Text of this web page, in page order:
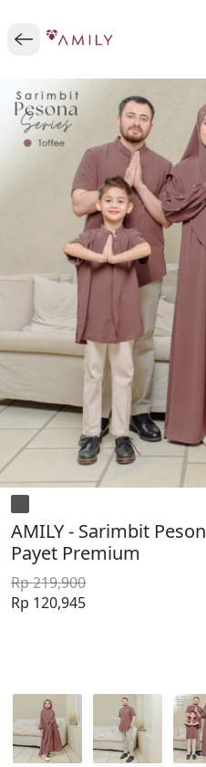
AMILY - Sarimbit
Payet Premium
Rp 219,900
Rp 120,945